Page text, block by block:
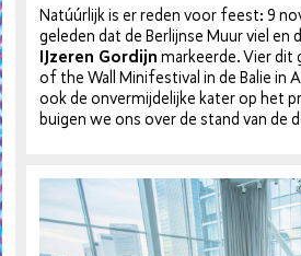
Natúúrlijk is er reden voor feest: 9
geleden dat de Berlijnse Muur viel en
IJzeren Gordijn markeerde. Vier dit
of the Wall Mi­ni­fes­ti­val in de Balie in
ook de on­ver­mij­de­lij­ke kater op het
buigen we ons over de stand van de